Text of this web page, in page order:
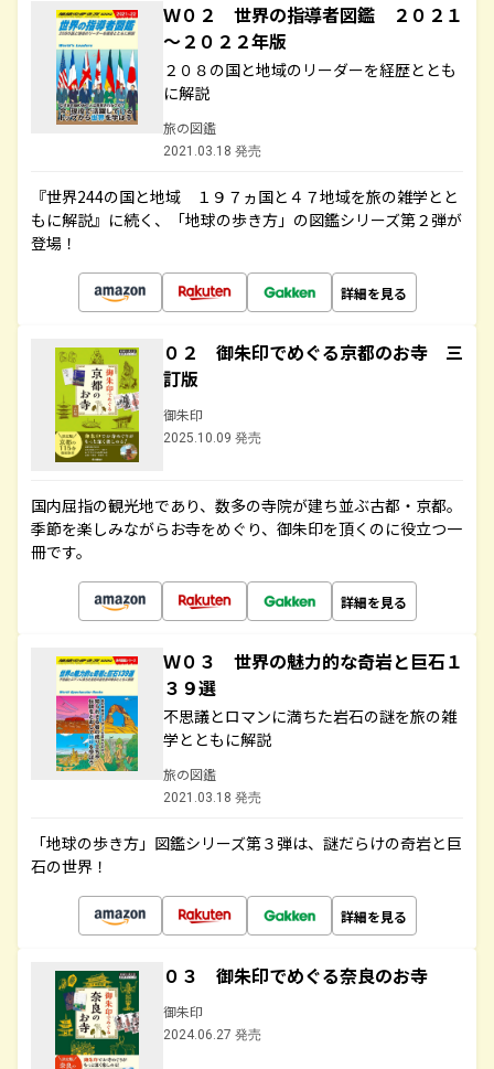
Ｗ０２ 世界の指導者図鑑 ２０２１
～２０２２年版
２０８の国と地域のリーダーを経歴ととも
に解説
旅の図鑑
2021.03.18 発売
『世界244の国と地域 １９７ヵ国と４７地域を旅の雑学とと
もに解説』に続く、「地球の歩き方」の図鑑シリーズ第２弾が
登場！
詳細を見る
０２ 御朱印でめぐる京都のお寺 三
訂版
御朱印
2025.10.09 発売
国内屈指の観光地であり、数多の寺院が建ち並ぶ古都・京都。
季節を楽しみながらお寺をめぐり、御朱印を頂くのに役立つ一
冊です。
詳細を見る
Ｗ０３ 世界の魅力的な奇岩と巨石１
３９選
不思議とロマンに満ちた岩石の謎を旅の雑
学とともに解説
旅の図鑑
2021.03.18 発売
「地球の歩き方」図鑑シリーズ第３弾は、謎だらけの奇岩と巨
石の世界！
詳細を見る
０３ 御朱印でめぐる奈良のお寺
御朱印
2024.06.27 発売